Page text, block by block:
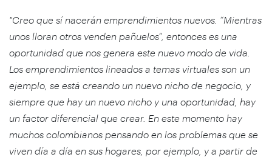
"Creo que sí nacerán emprendimientos nuevos. “Mientras
unos lloran otros venden pañuelos”, entonces es una
oportunidad que nos genera este nuevo modo de vida.
Los emprendimientos lineados a temas virtuales son un
ejemplo, se está creando un nuevo nicho de negocio, y
siempre que hay un nuevo nicho y una oportunidad, hay
un factor diferencial que crear. En este momento hay
muchos colombianos pensando en los problemas que se
viven día a día en sus hogares, por ejemplo, y a partir de